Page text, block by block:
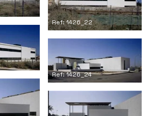
Ref: 1426_22
Ref: 1426_24